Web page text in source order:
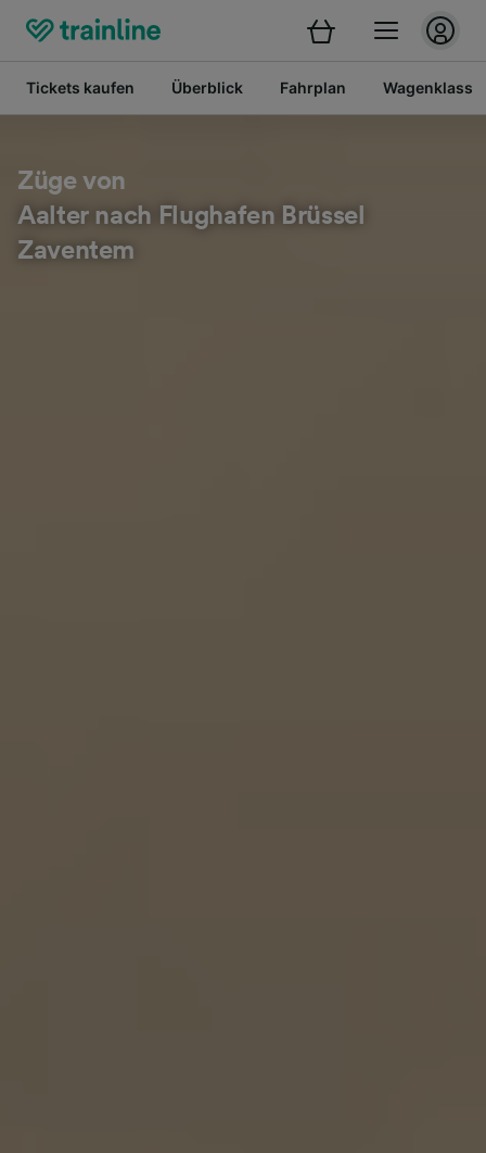
Tickets kaufen Überblick Fahrplan
Züge von
Aalter nach Flughafen Brüssel
Zaventem